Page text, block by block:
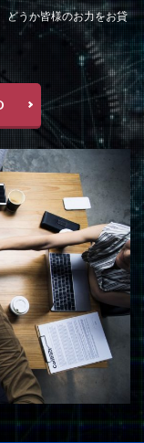
どうか皆様のお力をお貸